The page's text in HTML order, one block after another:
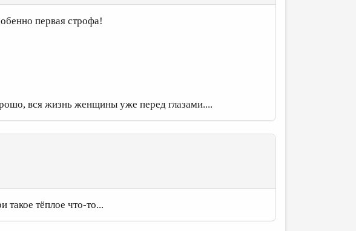
первая строфа!
вся жизнь женщины уже перед глазами....
тёплое что-то...